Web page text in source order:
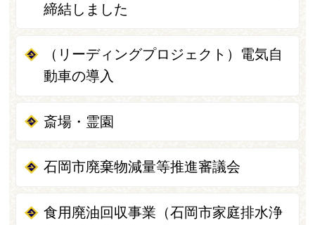
締結しました
（リーディングプロジェクト）電気自
動車の導入
斎場・霊園
石岡市廃棄物減量等推進審議会
食用廃油回収事業（石岡市家庭排水浄